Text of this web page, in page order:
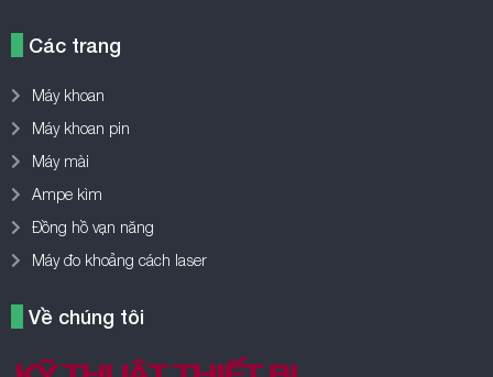
Các trang
Máy khoan
Máy khoan pin
Máy mài
Ampe kìm
Đồng hồ vạn năng
Máy đo khoảng cách laser
Về chúng tôi